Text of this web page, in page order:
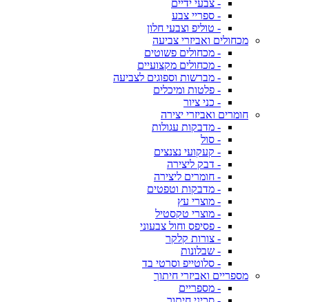
- צבעי ידיים
- ספריי צבע
- טוליפ וצבעי חלון
מכחולים ואביזרי צביעה
- מכחולים פשוטים
- מכחולים מקצועיים
- מברשות וספוגים לצביעה
- פלטות ומיכלים
- כני ציור
חומרים ואביזרי יצירה
- מדבקות עגולות
- סול
- קעקועי נצנצים
- דבק ליצירה
- חומרים ליצירה
- מדבקות וטפטים
- מוצרי עץ
- מוצרי טקסטיל
- פסיפס וחול צבעוני
- צורות קלקר
- שבלונות
- סלוטייפ וסרטי בד
מספריים ואביזרי חיתוך
- מספריים